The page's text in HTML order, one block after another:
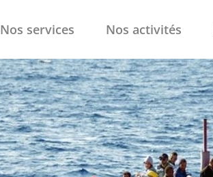
Nos services Nos activités